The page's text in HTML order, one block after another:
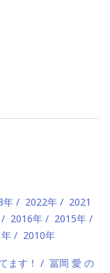
年 2022年
2021
2016年
2015年
2010年
ます！
冨岡 愛 の